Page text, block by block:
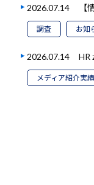
2026.07.14 【
調査 お知
2026.07.14 HR
メディア紹介実績